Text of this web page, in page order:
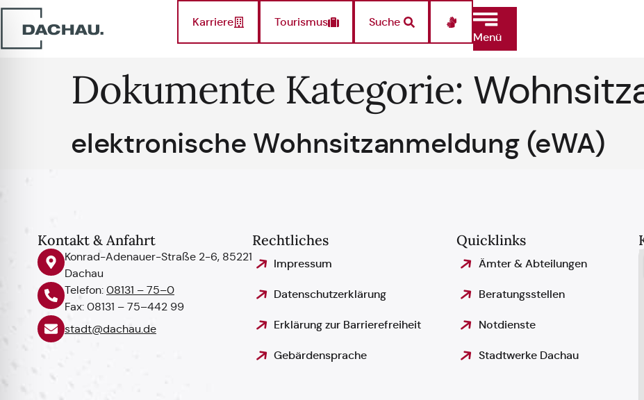
Karriere Tourismus
Suche
Menü
Dokumente Kategorie:
elektronische Wohnsitzanmeldung (eWA)
Kontakt & Anfahrt
Konrad-Adenauer-Straße 2-6, 85221
Dachau
Telefon: 08131 – 75–0
Fax: 08131 – 75–442 99
stadt@dachau.de
Rechtliches
Impressum
Datenschutzerklärung
Erklärung zur Barrierefreiheit
Gebärdensprache
Quicklinks
Ämter & Abteilungen
Beratungsstellen
Notdienste
Stadtwerke Dachau